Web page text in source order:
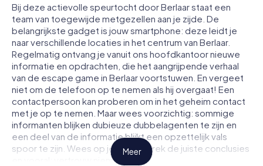
Bij deze actievolle speurtocht door Berlaar staat een
team van toegewijde metgezellen aan je zijde. De
belangrijkste gadget is jouw smartphone: deze leidt je
naar verschillende locaties in het centrum van Berlaar.
Regelmatig ontvang je vanuit ons hoofdkantoor nieuwe
informatie en opdrachten, die het aangrijpende verhaal
van de escape game in Berlaar voortstuwen. En vergeet
niet om de telefoon op te nemen als hij overgaat! Een
contactpersoon kan proberen om in het geheim contact
met je op te nemen. Maar wees voorzichtig: sommige
informanten blijken dubieuze dubbelagenten te zijn en
een deel van de informatie blijkt een opzettelijk vals
spoor te zijn. Wees op je hoede, trek de juiste conclusies
en vooral: vertrouw niemand!
Meer